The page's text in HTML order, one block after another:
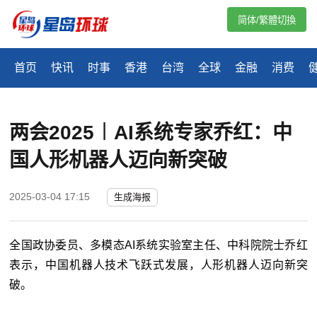
首页 快讯 时事 香港 台湾 全球 金融 消费
简体/繁體切換
两会2025︱AI系统专家乔红：中
国人形机器人迈向新突破
2025-03-04 17:15 生成海报
全国政协委员、多模态AI系统实验室主任、中科院院士乔红
表示，中国机器人技术飞跃式发展，人形机器人迈向新突
破。